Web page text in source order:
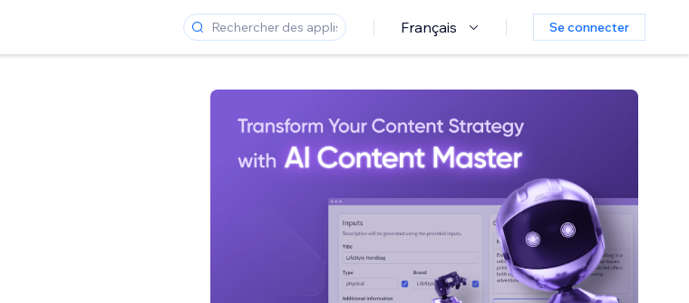
Français Se connecter